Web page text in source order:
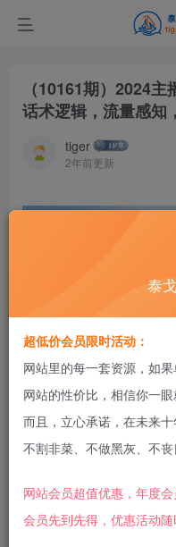
（10161期）2024
话术逻辑，流量感知
tiger
2年前更新
课程目录
泰
超低价会员限时活动：
网站里的每一套资源，如
网站的性价比，相信你一眼
而且，立心承诺，在未来十
不割非菜、不做黑灰、不
网站会员超值优惠，年度会
会员先到先得，优惠活动随